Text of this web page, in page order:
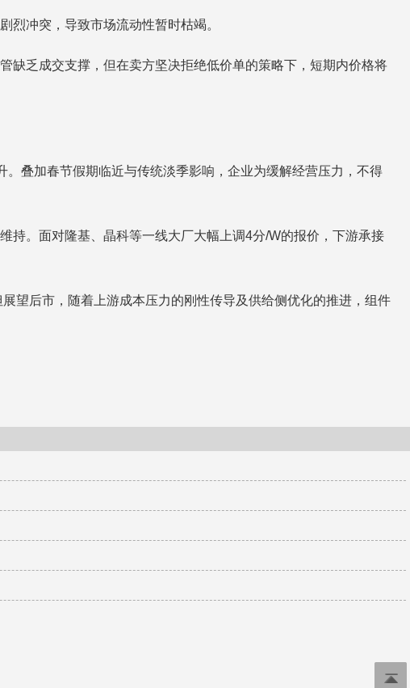
烈冲突，导致市场流动性暂时枯竭。
缺乏成交支撑，但在卖方坚决拒绝低价单的策略下，短期内价格将
叠加春节假期临近与传统淡季影响，企业为缓解经营压力，不得
持。面对隆基、晶科等一线大厂大幅上调4分/W的报价，下游承接
望后市，随着上游成本压力的刚性传导及供给侧优化的推进，组件